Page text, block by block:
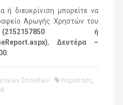
ή διευκρίνιση μπορείτε να
Αρωγής Χρηστών του
ή
, Δευτέρα –
Σπουδών παράταση,